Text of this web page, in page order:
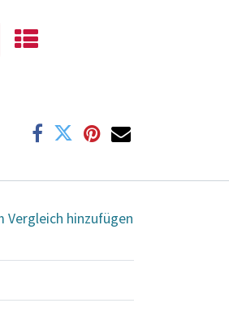
Vergleich hinzufügen